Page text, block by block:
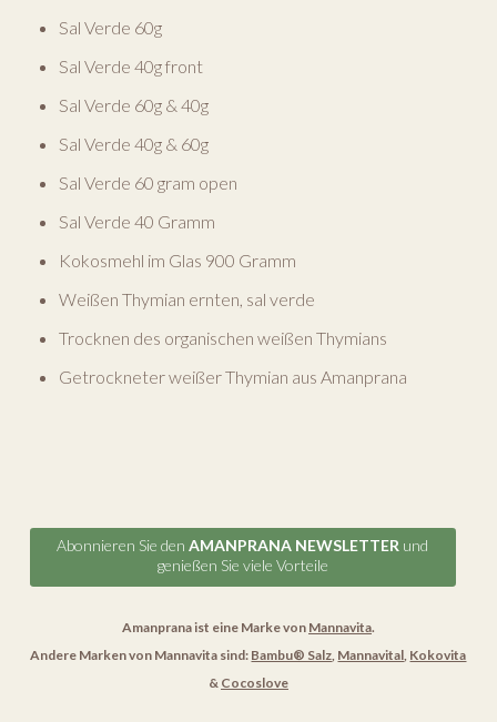
Sal Verde 60g
Sal Verde 40g front
Sal Verde 60g & 40g
Sal Verde 40g & 60g
Sal Verde 60 gram open
Sal Verde 40 Gramm
Kokosmehl im Glas 900 Gramm
Weißen Thymian ernten, sal verde
Trocknen des organischen weißen Thymians
Getrockneter weißer Thymian aus Amanprana
Abonnieren Sie denAMANPRANA NEWSLETTER und
genießen Sie viele Vorteile
Amanprana ist eine Marke von Mannavita.
Andere Marken von Mannavita sind: Bambu® Salz Mannavital Kokovita
& Cocoslove